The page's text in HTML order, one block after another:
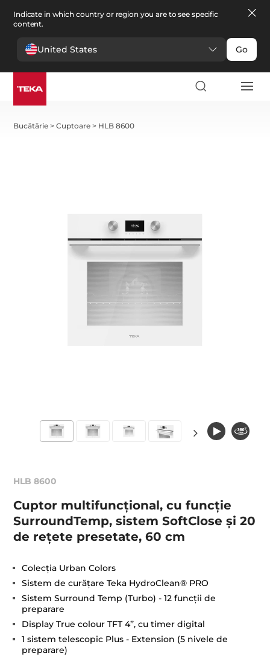
Indicate in which country or region you are to see specific
content.
United States Go
Bucătărie >Cuptoare > HLB 8600
HLB 8600
Cuptor multifuncțional, cu funcţie
SurroundTemp, sistem SoftClose şi 20
de rețete presetate, 60 cm
Colecţia Urban Colors
Sistem de curăţare Teka HydroClean® PRO
Sistem Surround Temp (Turbo) - 12 funcţii de
preparare
Display True colour TFT 4’’, cu timer digital
1 sistem telescopic Plus - Extension (5 nivele de
preparare)